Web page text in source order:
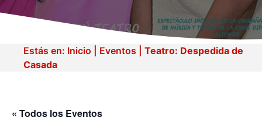
Estás en: Inicio Eventos
Teatro: Despedida de
Casada
« Todos los Eventos